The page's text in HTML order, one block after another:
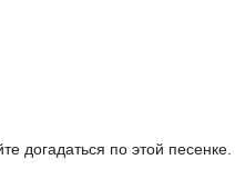
догадаться по этой песенке.